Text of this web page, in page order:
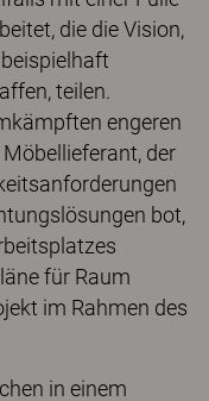
die die Vision,
teilen.
engeren
der
bot,
für Raum
im Rahmen des
in einem